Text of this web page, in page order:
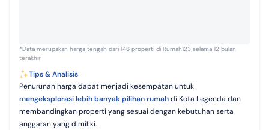
*Data merupakan harga tengah dari 146 properti di Rumah123 selama 12 bulan
terakhir
Tips & Analisis
Penurunan harga dapat menjadi kesempatan untuk
mengeksplorasi lebih banyak pilihan rumahdi Kota Legenda dan
membandingkan properti yang sesuai dengan kebutuhan serta
anggaran yang dimiliki.